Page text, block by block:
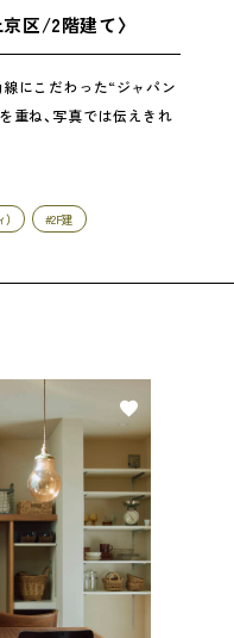
区/2階建て〉
にこだわった“ジャパン
重ね、写真では伝えきれ
#2F建
好き